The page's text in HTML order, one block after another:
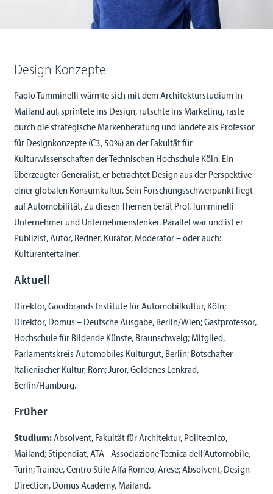
Design Konzepte
Paolo Tumminelli wärmte sich mit dem Architekturstudium in
Mailand auf, sprintete ins Design, rutschte ins Marketing, raste
durch die strategische Markenberatung und landete als Professor
für Designkonzepte (C3, 50%) an der Fakultät für
Kulturwissenschaften der Technischen Hochschule Köln. Ein
überzeugter Generalist, er betrachtet Design aus der Perspektive
einer globalen Konsumkultur. Sein Forschungsschwerpunkt liegt
auf Automobilität. Zu diesen Themen berät Prof. Tumminelli
Unternehmer und Unternehmenslenker. Parallel war und ist er
Publizist, Autor, Redner, Kurator, Moderator – oder auch:
Kulturentertainer.
Aktuell
Direktor, Goodbrands Institute für Automobilkultur, Köln;
Direktor, Domus – Deutsche Ausgabe, Berlin/Wien; Gastprofessor,
Hochschule für Bildende Künste, Braunschweig; Mitglied,
Parlamentskreis Automobiles Kulturgut, Berlin; Botschafter
Italienischer Kultur, Rom; Juror, Goldenes Lenkrad,
Berlin/Hamburg.
Früher
Studium:Absolvent, Fakultät für Architektur, Politecnico,
Mailand; Stipendiat, ATA –Associazione Tecnica dell’Automobile,
Turin; Trainee, Centro Stile Alfa Romeo, Arese; Absolvent, Design
Direction, Domus Academy, Mailand.